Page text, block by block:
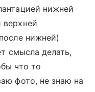
нижней
верхней
нижней)
смысла делать,
что то
фото, не знаю на